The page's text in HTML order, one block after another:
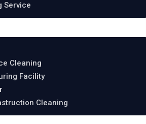
Service
Cleaning
Facility
Cleaning